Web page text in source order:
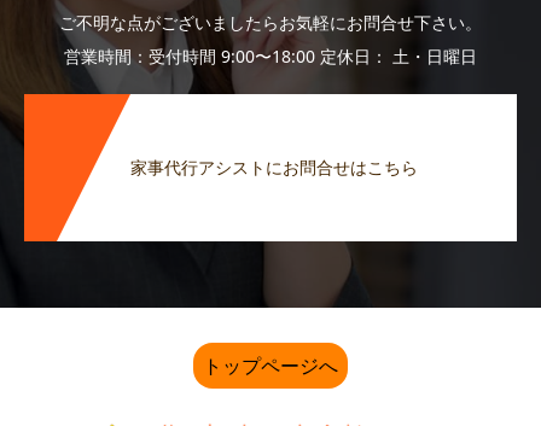
ご不明な点がございましたらお気軽にお問合せ下さい。
営業時間：受付時間 9:00〜18:00 定休日： 土・日曜日
家事代行アシストにお問合せはこちら
トップページへ